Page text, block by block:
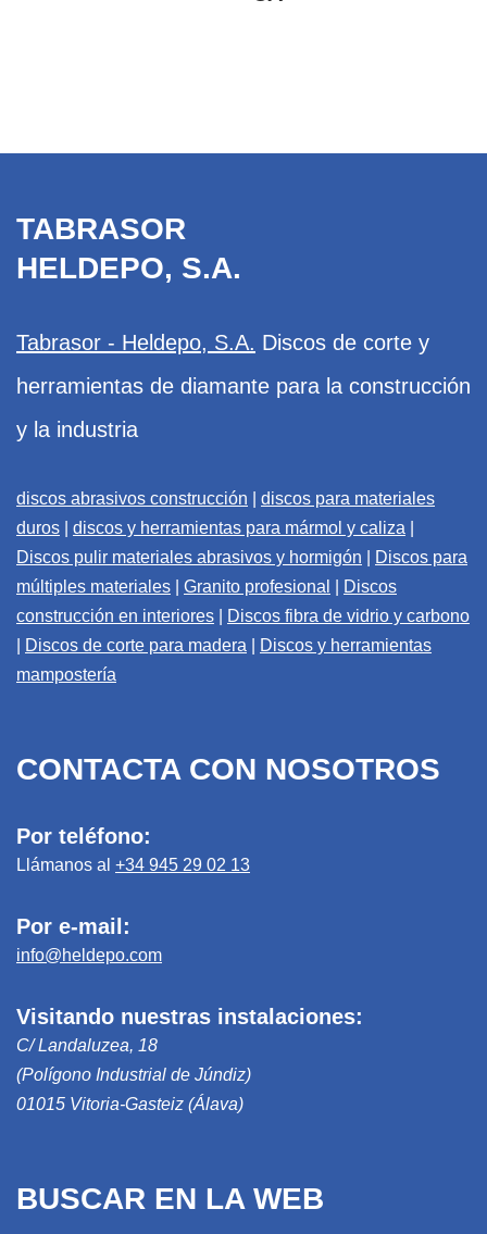
TABRASOR
HELDEPO, S.A.
Tabrasor - Heldepo, S.A. Discos de corte y
herramientas de diamante para la construcción
y la industria
discos abrasivos construcción
discos para materiales
duros
discos y herramientas para mármol y caliza
Discos pulir materiales abrasivos y hormigón
Discos para
múltiples materiales
Granito profesional
Discos
construcción en interiores
Discos fibra de vidrio y carbono
Discos de corte para madera
Discos y herramientas
mampostería
CONTACTA CON NOSOTROS
Por teléfono:
Llámanos al +34 945 29 02 13
Por e-mail:
info@heldepo.com
Visitando nuestras instalaciones:
C/ Landaluzea, 18
(Polígono Industrial de Júndiz)
01015 Vitoria-Gasteiz (Álava)
BUSCAR EN LA WEB